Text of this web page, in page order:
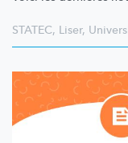
STATEC, Liser,